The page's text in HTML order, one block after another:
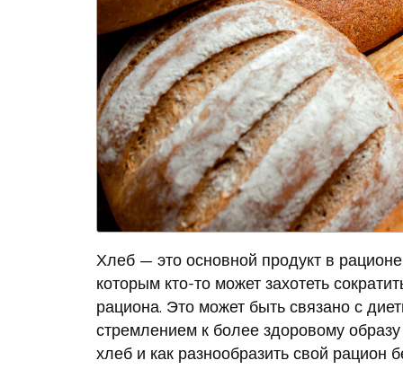
Хлеб — это основной продукт в
которым кто-то может захотеть
рациона. Это может быть связано с
стремлением к более здоровому
хлеб и как разнообразить свой рацион